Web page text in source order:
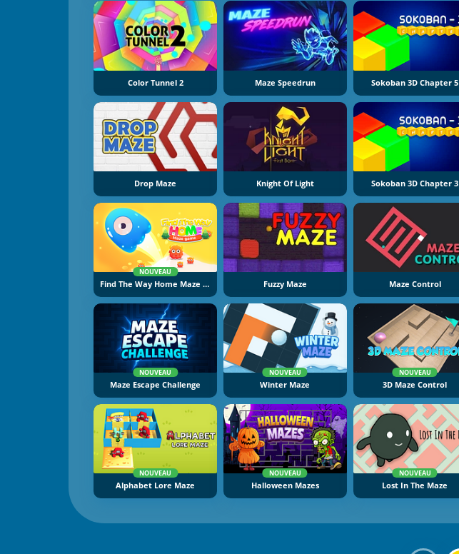
Color Tunnel 2 Maze Speedrun Sokoban 3D Chapter 5
Drop Maze Knight Of Light Sokoban 3D Chapter 3
NOUVEAU
Find The Way Home Maze Game Fuzzy Maze Maze Control
NOUVEAU
Maze Escape Challenge
NOUVEAU
Winter Maze
NOUVEAU
3D Maze Control
NOUVEAU
Alphabet Lore Maze
NOUVEAU
Halloween Mazes
NOUVEAU
Lost In The Maze